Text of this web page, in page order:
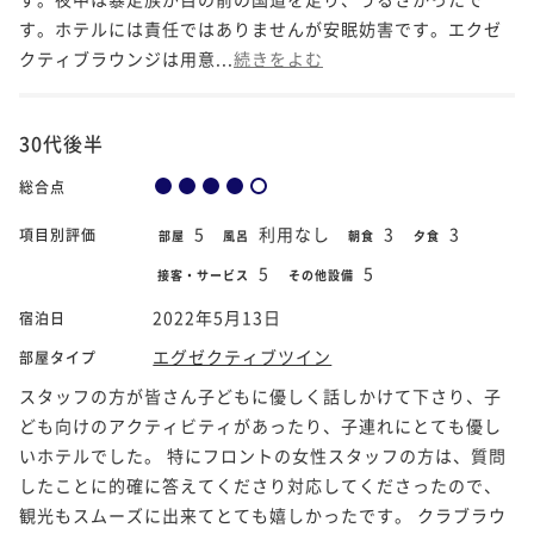
す。ホテルには責任ではありませんが安眠妨害です。エクゼ
クティブラウンジは用意... 続きをよむ
30代後半
総合点
項目別評価 部屋 5 風呂 利用なし 朝食 3 夕食 3
接客・サービス 5 その他設備 5
宿泊日 2022年5月13日
部屋タイプ
エグゼクティブツイン
スタッフの方が皆さん子どもに優しく話しかけて下さり、子
ども向けのアクティビティがあったり、子連れにとても優し
いホテルでした。 特にフロントの女性スタッフの方は、質問
したことに的確に答えてくださり対応してくださったので、
観光もスムーズに出来てとても嬉しかったです。 クラブラウ